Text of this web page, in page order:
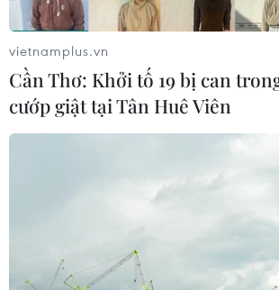
vietnamplus.vn
Cần Thơ: Khởi tố 19 bị can
cướp giật tại Tân Huê Viên